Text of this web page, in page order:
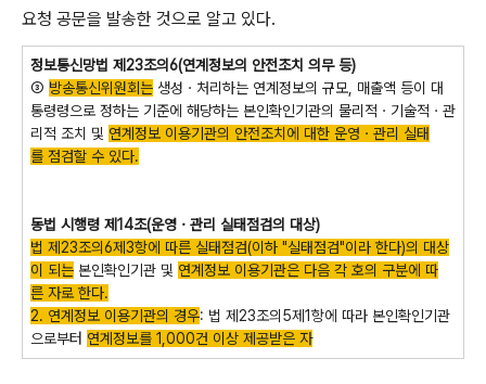
요청 공문을 발송한 것으로 알고 있다.
정보통신망법 제23조의6(연계정보의 안전조치 의무 등)
③ 방송통신위원회는 생성ㆍ처리하는 연계정보의 규모, 매출액 등이 대
통령령으로 정하는 기준에 해당하는 본인확인기관의 물리적ㆍ기술적ㆍ관
리적 조치 및 연계정보 이용기관의 안전조치에 대한 운영ㆍ관리 실태
를 점검할 수 있다.
동법 시행령 제14조(운영ㆍ관리 실태점검의 대상)
법 제23조의6제3항에 따른 실태점검(이하 "실태점검"이라 한다)의 대상
이 되는 본인확인기관 및 연계정보 이용기관은 다음 각 호의 구분에 따
른 자로 한다.
2. 연계정보 이용기관의 경우: 법 제23조의5제1항에 따라 본인확인기관
으로부터 연계정보를 1,000건 이상 제공받은 자